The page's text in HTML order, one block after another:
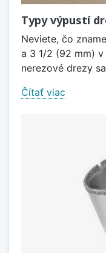
Typy výpustí
Neviete, čo
a 3 1/2 (92 mm)
nerezové drezy
Čítať viac